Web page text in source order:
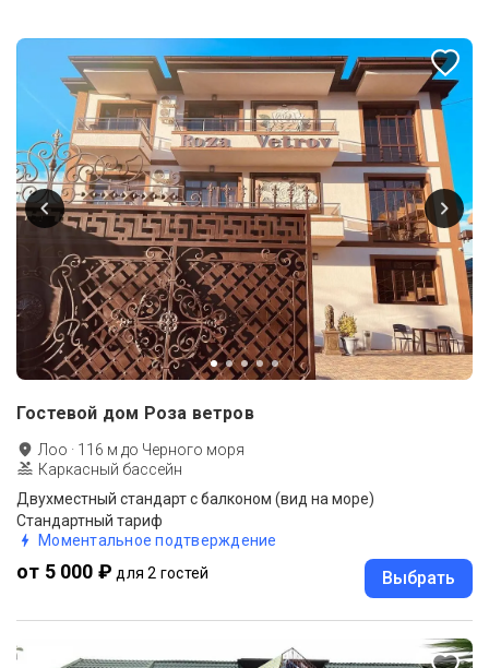
Гостевой дом Роза ветров
Лоо · 116 м до Черного моря
Каркасный бассейн
Двухместный стандарт с балконом (вид на море)
Стандартный тариф
Моментальное подтверждение
от 5 000 ₽ для 2 гостей Выбрать